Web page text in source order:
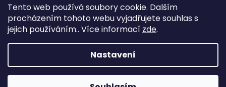
Tento web používá soubory cookie. Dalším
procházením tohoto webu vyjadřujete souhlas s
jejich používáním.. Více informací zde.
Nastavení
all4girls_official